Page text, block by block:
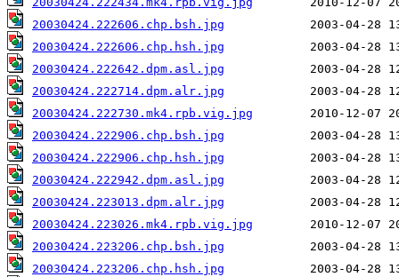
20030424.222606.chp.bsh.jpg
20030424.222606.chp.hsh.jpg
20030424.222642.dpm.asl.jpg
20030424.222714.dpm.alr.jpg
20030424.222730.mk4.rpb.vig.jpg
20030424.222906.chp.bsh.jpg
20030424.222906.chp.hsh.jpg
20030424.222942.dpm.asl.jpg
20030424.223013.dpm.alr.jpg
20030424.223026.mk4.rpb.vig.jpg
20030424.223206.chp.bsh.jpg
20030424.223206.chp.hsh.jpg